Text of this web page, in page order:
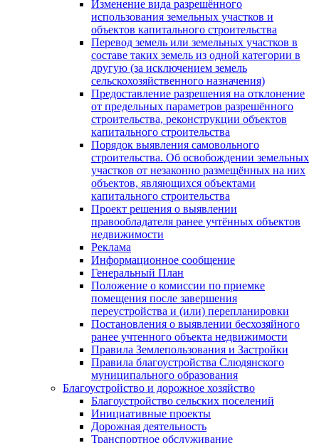
Изменение вида разрешённого
использования земельных участков и
объектов капитального строительства
Перевод земель или земельных участков в
составе таких земель из одной категории в
другую (за исключением земель
сельскохозяйственного назначения)
Предоставление разрешения на отклонение
от предельных параметров разрешённого
строительства, реконструкции объектов
капитального строительства
Порядок выявления самовольного
строительства. Об освобождении земельных
участков от незаконно размещённых на них
объектов, являющихся объектами
капитального строительства
Проект решения о выявлении
правообладателя ранее учтённых объектов
недвижимости
Реклама
Информационное сообщение
Генеральный План
Положение о комиссии по приемке
помещения после завершения
переустройства и (или) перепланировки
Постановления о выявлении бесхозяйного
ранее учтенного объекта недвижимости
Правила Землепользования и Застройки
Правила благоустройства Слюдянского
муниципального образования
Благоустройство и дорожное хозяйство
Благоустройство сельских поселений
Инициативные проекты
Дорожная деятельность
Транспортное обслуживание